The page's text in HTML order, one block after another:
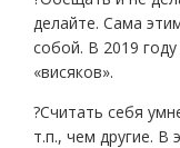
делайте. Сама
собой. В 2019
«висяков».
?Считать себя
т.п., чем другие. В